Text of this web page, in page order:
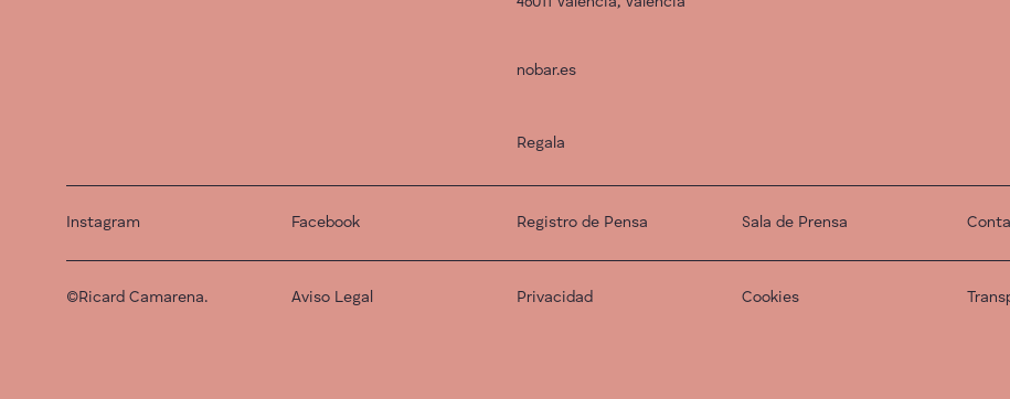
nobar.es
Regala
Instagram Facebook Registro de Pensa Sala de Prensa
©Ricard Camarena. Aviso Legal Privacidad Cookies